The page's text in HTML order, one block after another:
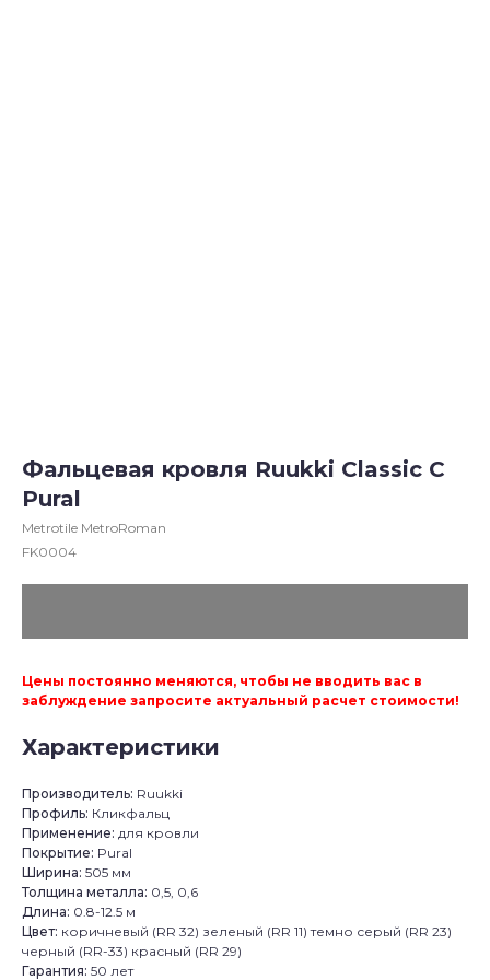
Фальцевая кровля Ruukki Classic C
Pural
Metrotile MetroRoman
FK0004
Цены постоянно меняются, чтобы не вводить вас в
заблуждение запросите актуальный расчет стоимости!
Характеристики
Производитель: Ruukki
Профиль: Кликфальц
Применение: для кровли
Покрытие: Pural
Ширина: 505 мм
Толщина металла: 0,5, 0,6
Длина: 0.8-12.5 м
Цвет: коричневый (RR 32) зеленый (RR 11) темно серый (RR 23)
черный (RR-33) красный (RR 29)
Гарантия: 50 лет